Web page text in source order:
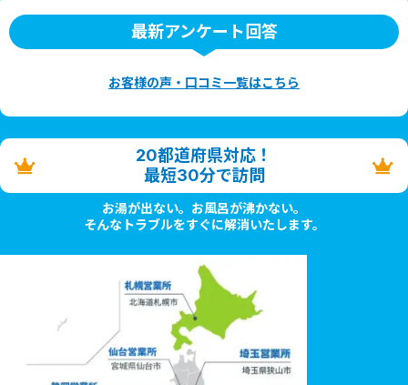
最新アンケート回答
お客様の声・口コミ一覧はこちら
20都道府県対応！
最短30分で訪問
お湯が出ない。お風呂が沸かない。
そんなトラブルをすぐに解消いたします。